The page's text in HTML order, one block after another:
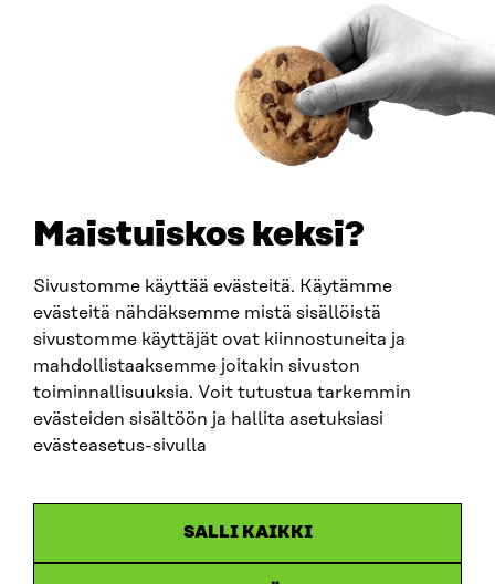
Maistuiskos keksi?
Sivustomme käyttää evästeitä. Käytämme
evästeitä nähdäksemme mistä sisällöistä
sivustomme käyttäjät ovat kiinnostuneita ja
mahdollistaaksemme joitakin sivuston
toiminnallisuuksia. Voit tutustua tarkemmin
evästeiden sisältöön ja hallita asetuksiasi
evästeasetus-sivulla
SALLI KAIKKI
fornamn.efternamn@sitra.fi
SITRA PÅ SOCIALA MEDIER
LinkedIn
Instagram
YouTube